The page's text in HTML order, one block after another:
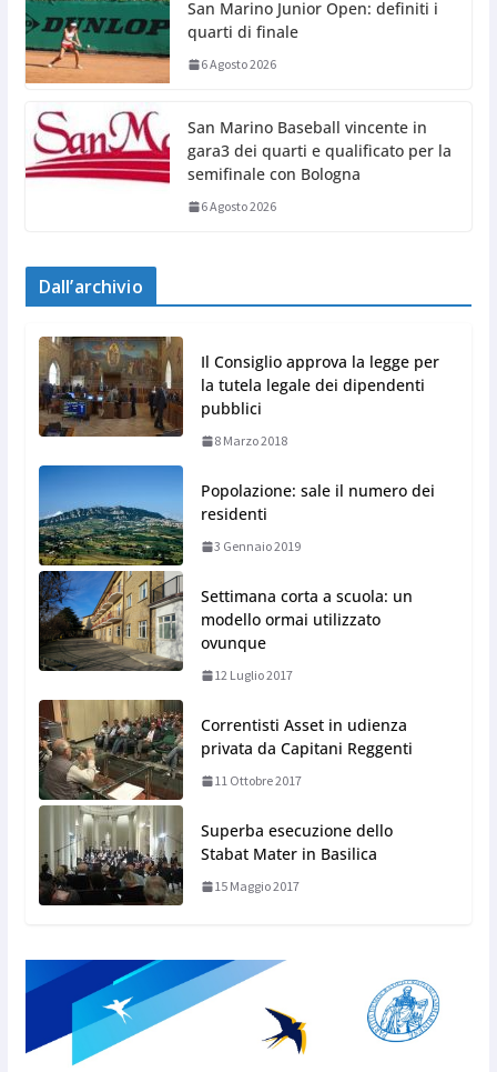
San Marino Junior Open: definiti i
quarti di finale
6 Agosto 2026
San Marino Baseball vincente in
gara3 dei quarti e qualificato per la
semifinale con Bologna
6 Agosto 2026
Dall’archivio
Il Consiglio approva la legge per
la tutela legale dei dipendenti
pubblici
8 Marzo 2018
Popolazione: sale il numero dei
residenti
3 Gennaio 2019
Settimana corta a scuola: un
modello ormai utilizzato
ovunque
12 Luglio 2017
Correntisti Asset in udienza
privata da Capitani Reggenti
11 Ottobre 2017
Superba esecuzione dello
Stabat Mater in Basilica
15 Maggio 2017